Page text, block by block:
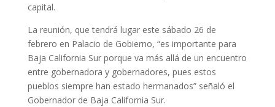
capital.
La reunión, que tendrá lugar este sábado 26 de
febrero en Palacio de Gobierno, “es importante para
Baja California Sur porque va más allá de un encuentro
entre gobernadora y gobernadores, pues estos
pueblos siempre han estado hermanados” señaló el
Gobernador de Baja California Sur.